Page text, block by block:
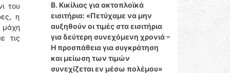
του
η
μάχη
τις
Β. Κικίλιας για ακτοπλοϊκά
εισιτήρια: «Πετύχαμε να μην
αυξηθούν οι τιμές στα εισιτήρια
για δεύτερη συνεχόμενη χρονιά –
Η προσπάθεια για συγκράτηση
και μείωση των τιμών
συνεχίζεται εν μέσω πολέμου»